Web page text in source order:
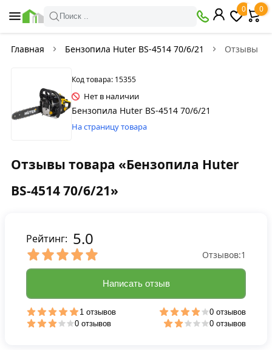
Поиск ..
0 0
Главная Бензопила Huter BS-4514 70/6/21 Отзывы
Код товара: 15355
Нет в наличии
Бензопила Huter BS-4514 70/6/21
На страницу товара
Отзывы товара «Бензопила Huter
BS-4514 70/6/21»
Рейтинг: 5.0
Отзывов:1
Написать отзыв
1 отзывов
0 отзывов
0 отзывов
0 отзывов